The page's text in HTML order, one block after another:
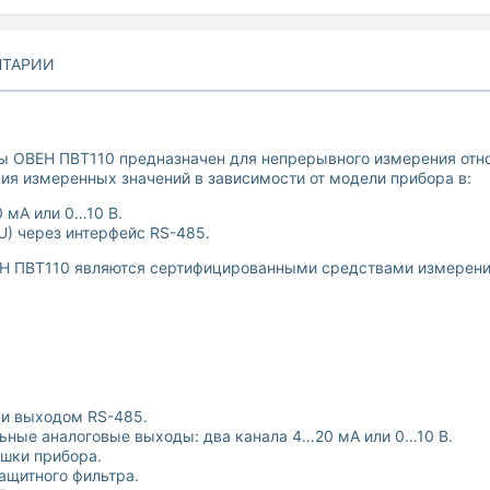
ПВТ110 предназначен для непрерывного измерения
измеренных значений в зависимости от модели прибора в:
мА или 0…10 В.
через интерфейс RS-485.
являются сертифицированными средствами
выходом RS-485.
аналоговые выходы: два канала 4…20 мА или 0…10 В.
прибора.
фильтра.